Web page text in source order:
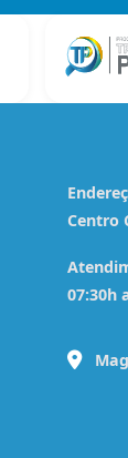
Centro
07:30h